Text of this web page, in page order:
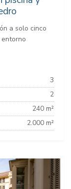
a solo cinco
3
2
240 m²
2.000 m²